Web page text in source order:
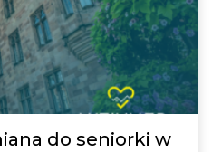
do seniorki w